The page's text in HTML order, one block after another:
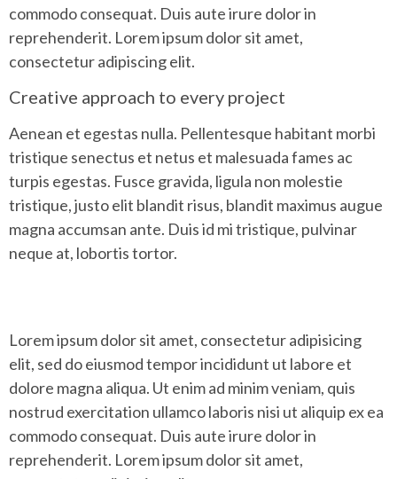
commodo consequat. Duis aute irure dolor in
reprehenderit. Lorem ipsum dolor sit amet,
consectetur adipiscing elit.
Creative approach to every project
Aenean et egestas nulla. Pellentesque habitant morbi
tristique senectus et netus et malesuada fames ac
turpis egestas. Fusce gravida, ligula non molestie
tristique, justo elit blandit risus, blandit maximus augue
magna accumsan ante. Duis id mi tristique, pulvinar
neque at, lobortis tortor.
Lorem ipsum dolor sit amet, consectetur adipisicing
elit, sed do eiusmod tempor incididunt ut labore et
dolore magna aliqua. Ut enim ad minim veniam, quis
nostrud exercitation ullamco laboris nisi ut aliquip ex ea
commodo consequat. Duis aute irure dolor in
reprehenderit. Lorem ipsum dolor sit amet,